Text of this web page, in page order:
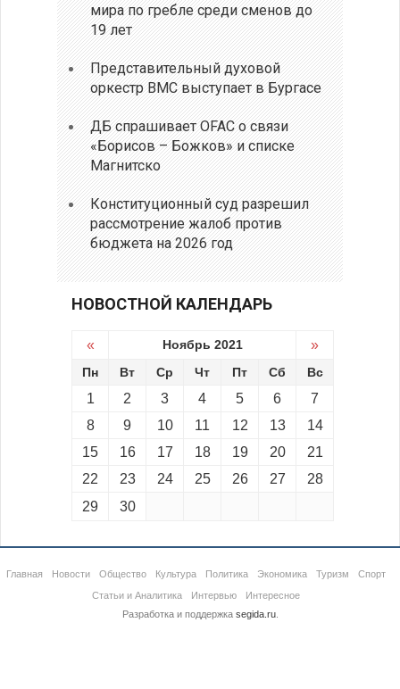
мира по гребле среди сменов до
19 лет
Представительный духовой
оркестр ВМС выступает в Бургасе
ДБ спрашивает OFAC о связи
«Борисов – Божков» и списке
Магнитско
Конституционный суд разрешил
рассмотрение жалоб против
бюджета на 2026 год
НОВОСТНОЙ КАЛЕНДАРЬ
« Ноябрь 2021 »
Пн Вт Ср Чт Пт Сб Вс
1 2 3 4 5 6
7
8
9 10 11 12 13
14
15
16 17 18 19 20
21
22
23 24 25 26 27
28
29
30
Главная Новости Общество Культура Политика Экономика Туризм
Спорт
Статьи и Аналитика
Интервью
Интересное
Разработка и поддержка segida.ru.